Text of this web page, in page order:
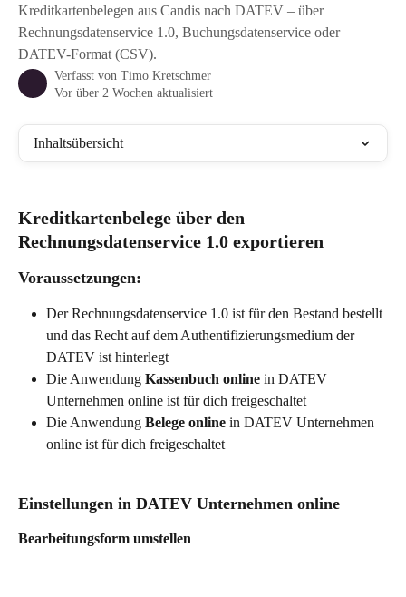
Kreditkartenbelegen aus Candis nach DATEV – über
Rechnungsdatenservice 1.0, Buchungsdatenservice oder
DATEV-Format (CSV).
Verfasst von Timo Kretschmer
Vor über 2 Wochen aktualisiert
Inhaltsübersicht
Kreditkartenbelege über den
Rechnungsdatenservice 1.0 exportieren
Voraussetzungen:
Der Rechnungsdatenservice 1.0 ist für den Bestand bestellt
und das Recht auf dem Authentifizierungsmedium der
DATEV ist hinterlegt
Die Anwendung Kassenbuch online in DATEV
Unternehmen online ist für dich freigeschaltet
Die Anwendung Belege online in DATEV Unternehmen
online ist für dich freigeschaltet
Einstellungen in DATEV Unternehmen online
Bearbeitungsform umstellen